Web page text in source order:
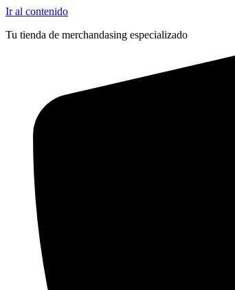
Ir al contenido
Tu tienda de merchandasing especializado